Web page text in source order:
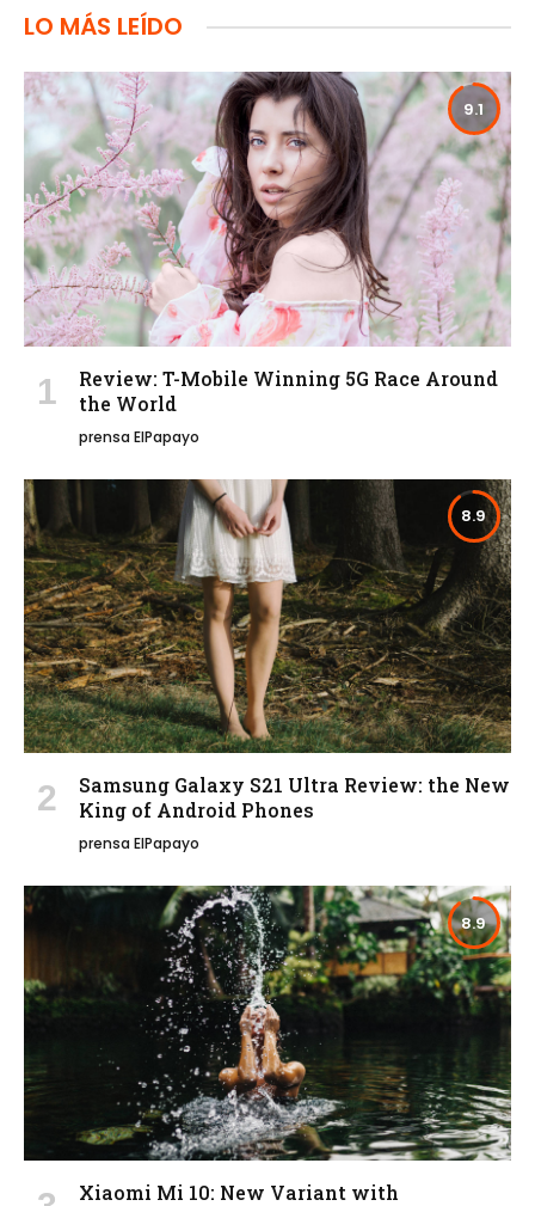
LO MÁS LEÍDO
9.1
Review: T-Mobile Winning 5G Race Around
the World
prensa ElPapayo
8.9
Samsung Galaxy S21 Ultra Review: the New
King of Android Phones
prensa ElPapayo
8.9
Xiaomi Mi 10: New Variant with